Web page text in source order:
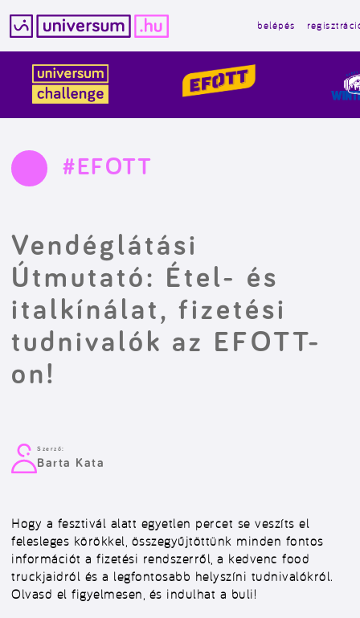
tartalomba
belépés
#EFOTT
Vendéglátási
Útmutató: Étel- és
italkínálat, fizetési
tudnivalók az EFOTT-
on!
Szerző:
Barta Kata
Hogy a fesztivál alatt egyetlen percet se veszíts el
felesleges körökkel, összegyűjtöttünk minden fontos
információt a fizetési rendszerről, a kedvenc food
truckjaidról és a legfontosabb helyszíni tudnivalókról.
Olvasd el figyelmesen, és indulhat a buli!